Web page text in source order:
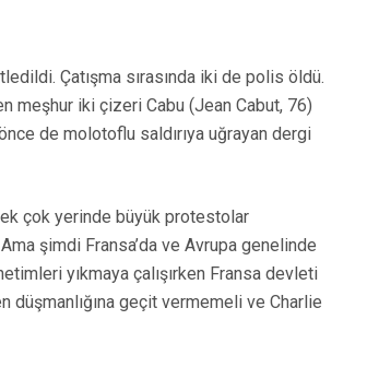
Çatışma sırasında iki de polis öldü.
meşhur iki çizeri Cabu (Jean Cabut, 76)
de molotoflu saldırıya uğrayan dergi
çok yerinde büyük protestolar
şimdi Fransa’da ve Avrupa genelinde
yıkmaya çalışırken Fransa devleti
geçit vermemeli ve Charlie